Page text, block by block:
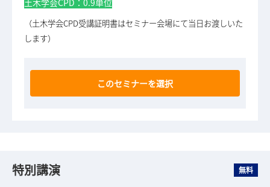
土木学会CPD：0.9単位
（土木学会CPD受講証明書はセミナー会場にて当日お渡しいた
します）
このセミナーを選択
特別講演 無料